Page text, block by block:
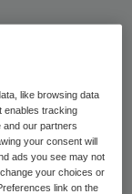
met
daar in de
Het
per adres
zo is
like browsing data
enables tracking
and our partners
your consent will
ads you see may not
your choices or
link on the